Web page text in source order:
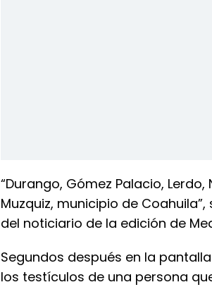
“Durango, Gómez Palacio,
Muzquiz, municipio de
del noticiario de la edición de
Segundos después en la
los testículos de una persona